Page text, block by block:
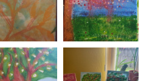
izstāde "Mirklis krāsās".
Leonardu Rakicki.
pirmās dzejnieces
dzeju un dzīves gaitām.